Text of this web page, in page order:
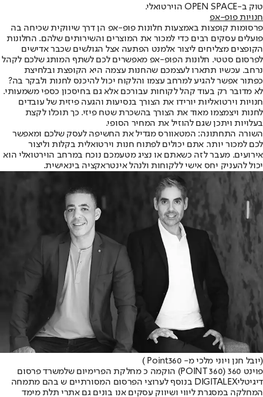
טוק ב-OPEN SPACE הוירטואלי.
חנויות פופ-אפ
פרסומות קופצות באמצעות חלונות פופ-אפ הן דרך שיווקית שכיחה בה
פועלים עסקים רבים כדי למכור את המוצרים והשירותים שלהם. החלונות
הקופצים מצליחים ליצור אלמנט הפתעה אצל הגולשים שכבר אדישים
לפרסום סטטי. חלונות הפופ-אפ מאפשרים לכם לשתף המותג שלכם לקהל
נרחב. עכשיו תתארו לעצמכם שהחנות עצמה היא הקופצת ובלחיצת
כפתור אפשר להגיע למרחב עצמו והלקוח יכול להיכנס לחנות ולבקר בה?
לא מדובר רק בעוד קהל לקוחות עבורכם אלא גם בחיסכון כספי משמעותי.
חנויות וירטואליות יורידו את הצורך בנסיעות והגעה פיזית של עובדים
לחנות ויצמצמו מאוד את הצורך בהשכרת שטח פיזי. כך תוכלו לקצת
בעלויות ויתכן שגם להוזיל את המחיר הסופי.
השורה התחתונה: המטאוורס מגדיל את החשיפה לעסק שלכם ומאפשר
לכם למכור יותר. אתם יכולים לפתוח חנות וירטואלית בקלות וליצור
אירועים. מעבר לזה כשאתם או נציג מטעמכם נוכח במרחב הוירטואלי הוא
יכול להעניק יחס אישי ללקוחות ולנהל אינטראקציה בינאישית.
(יובל חנן ויוני מלכי מ- Point360 )
פוינט 360 (POINT 360) הוקמה כ מחלקת הפרימיום של
משרד פרסום
דיגיטלי
DIGITALEX בנוסף לערוצי הפרסום המסורתיים ש בהם מתמחה
המחלקה במסגרת ליווי ושיווק עסקים אנו בונים גם אתרי תלת מימד